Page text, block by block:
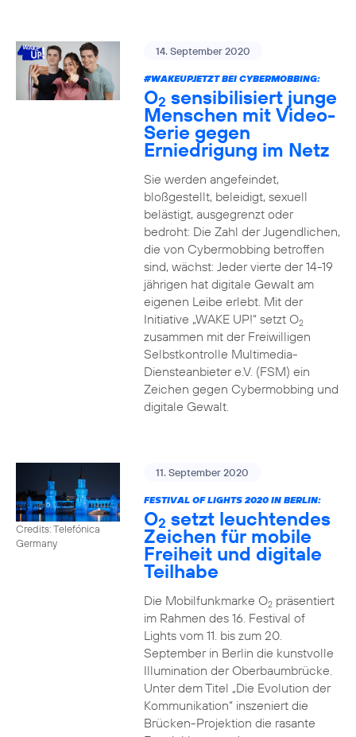
14. September 2020
#WAKEUPJETZT BEI CYBERMOBBING:
O2 sensibilisiert junge
Menschen mit Video-
Serie gegen
Erniedrigung im Netz
Sie werden angefeindet,
bloßgestellt, beleidigt, sexuell
belästigt, ausgegrenzt oder
bedroht: Die Zahl der Jugendlichen,
die von Cybermobbing betroffen
sind, wächst: Jeder vierte der 14-19
jährigen hat digitale Gewalt am
eigenen Leibe erlebt. Mit der
Initiative „WAKE UP!“ setzt O2
zusammen mit der Freiwilligen
Selbstkontrolle Multimedia-
Diensteanbieter e.V. (FSM) ein
Zeichen gegen Cybermobbing und
digitale Gewalt.
Credits: Telefónica
Germany
11. September 2020
FESTIVAL OF LIGHTS 2020 IN BERLIN:
O2 setzt leuchtendes
Zeichen für mobile
Freiheit und digitale
Teilhabe
Die Mobilfunkmarke O2präsentiert
im Rahmen des 16. Festival of
Lights vom 11. bis zum 20.
September in Berlin die kunstvolle
Illumination der Oberbaumbrücke.
Unter dem Titel „Die Evolution der
Kommunikation“ inszeniert die
Brücken-Projektion die rasante